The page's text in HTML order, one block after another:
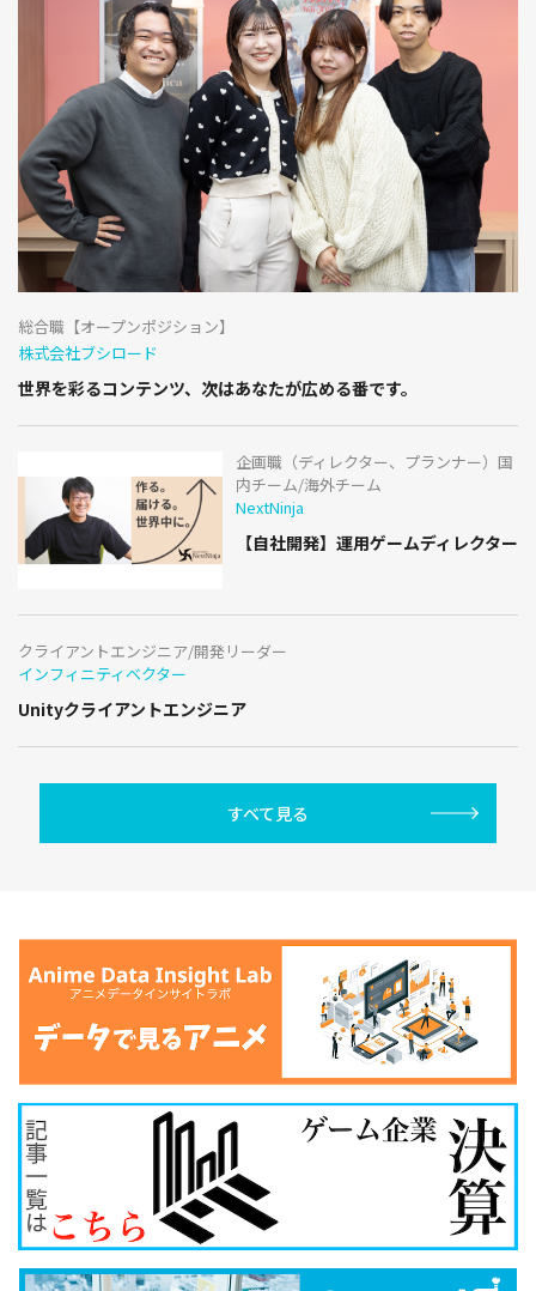
総合職【オープンポジション】
株式会社ブシロード
世界を彩るコンテンツ、次はあなたが広める番です。
企画職（ディレクター、プランナー）国
内チーム/海外チーム
NextNinja
【自社開発】運用ゲームディレクター
クライアントエンジニア/開発リーダー
インフィニティベクター
Unityクライアントエンジニア
すべて見る